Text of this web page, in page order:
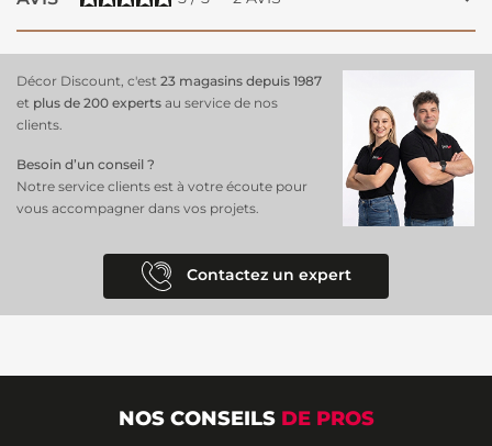
temps.
Décor Discount, c'est 23 magasins depuis 1987
et plus de 200 experts au service de nos
clients.
Besoin d’un conseil ?
Notre service clients est à votre écoute pour
vous accompagner dans vos projets.
Contactez un expert
NOS CONSEILS DE PROS